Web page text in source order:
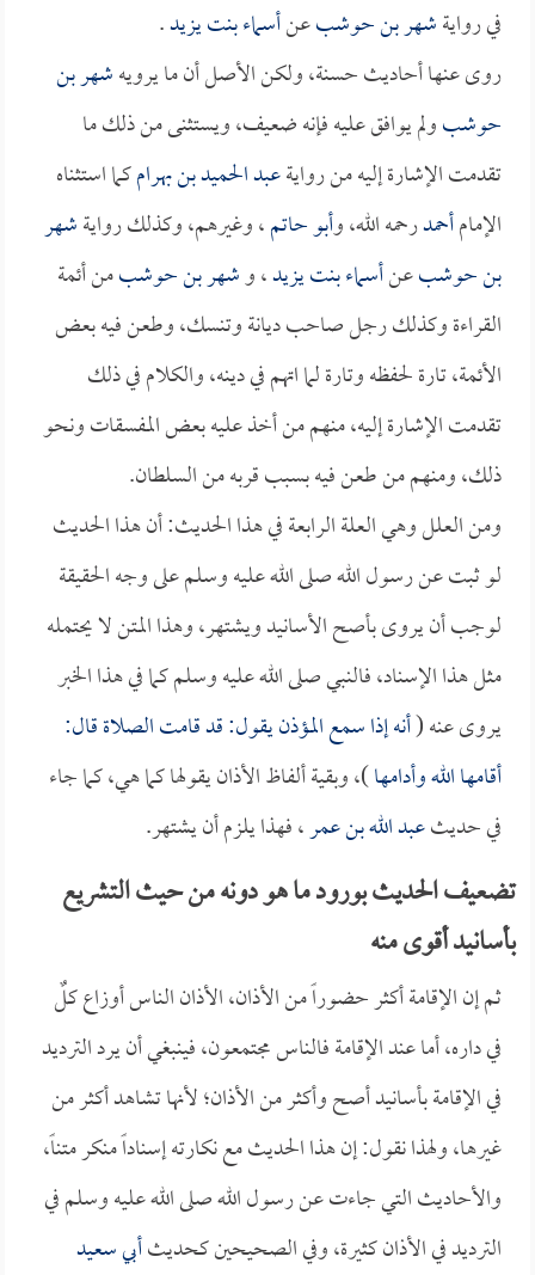
في روايةشهر بن حوشبعنأسماء بنت يزيد.
روى عنها أحاديث حسنة، ولكن الأصل أن ما يرويهشهر بن
حوشبولم يوافق عليه فإنه ضعيف، ويستثنى من ذلك ما
تقدمت الإشارة إليه من روايةعبد الحميد بن بهرامكما استثناه
الإمامأحمدرحمه الله، وأبو حاتم، وغيرهم، وكذلك روايةشهر
بن حوشبعنأسماء بنت يزيد، وشهر بن حوشبمن أئمة
القراءة وكذلك رجل صاحب ديانة وتنسك، وطعن فيه بعض
الأئمة، تارة لحفظه وتارة لما اتهم في دينه، والكلام في ذلك
تقدمت الإشارة إليه، منهم من أخذ عليه بعض المفسقات ونحو
ذلك، ومنهم من طعن فيه بسبب قربه من السلطان.
ومن العلل وهي العلة الرابعة في هذا الحديث: أن هذا الحديث
لو ثبت عن رسول الله صلى الله عليه وسلم على وجه الحقيقة
لوجب أن يروى بأصح الأسانيد ويشتهر، وهذا المتن لا يحتمله
مثل هذا الإسناد، فالنبي صلى الله عليه وسلم كما في هذا الخبر
يروى عنه (أنه إذا سمع المؤذن يقول: قد قامت الصلاة قال:
أقامها الله وأدامها)، وبقية ألفاظ الأذان يقولها كما هي، كما جاء
في حديثعبد الله بن عمر، فهذا يلزم أن يشتهر.
تضعيف الحديث بورود ما هو دونه من حيث التشريع
بأسانيد أقوى منه
ثم إن الإقامة أكثر حضوراً من الأذان، الأذان الناس أوزاع كلٌ
في داره، أما عند الإقامة فالناس مجتمعون، فينبغي أن يرد الترديد
في الإقامة بأسانيد أصح وأكثر من الأذان؛ لأنها تشاهد أكثر من
غيرها، ولهذا نقول: إن هذا الحديث مع نكارته إسناداً منكر متناً،
والأحاديث التي جاءت عن رسول الله صلى الله عليه وسلم في
الترديد في الأذان كثيرة، وفي الصحيحين كحديثأبي سعيد